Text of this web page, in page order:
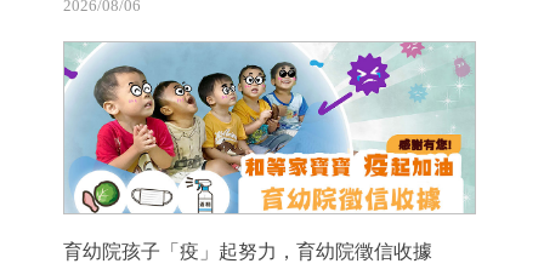
2026/08/06
育幼院孩子「疫」起努力，育幼院徵信收據